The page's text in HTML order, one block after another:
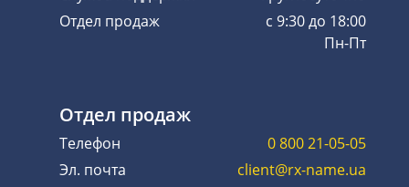
Отдел продаж
с 9:30 до 18:00
Пн-Пт
Отдел продаж
Телефон
0 800 21-05-05
Эл. почта
client@rx-name.ua